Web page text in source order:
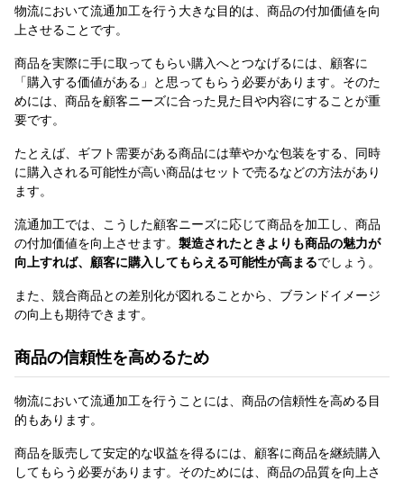
物流において流通加工を行う大きな目的は、商品の付加価値を向
上させることです。
商品を実際に手に取ってもらい購入へとつなげるには、顧客に
「購入する価値がある」と思ってもらう必要があります。そのた
めには、商品を顧客ニーズに合った見た目や内容にすることが重
要です。
たとえば、ギフト需要がある商品には華やかな包装をする、同時
に購入される可能性が高い商品はセットで売るなどの方法があり
ます。
流通加工では、こうした顧客ニーズに応じて商品を加工し、商品
の付加価値を向上させます。 製造されたときよりも商品の魅力が
向上すれば、顧客に購入してもらえる可能性が高まるでしょう。
また、競合商品との差別化が図れることから、ブランドイメージ
の向上も期待できます。
商品の信頼性を高めるため
物流において流通加工を行うことには、商品の信頼性を高める目
的もあります。
商品を販売して安定的な収益を得るには、顧客に商品を継続購入
してもらう必要があります。そのためには、商品の品質を向上さ